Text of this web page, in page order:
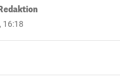
16:18